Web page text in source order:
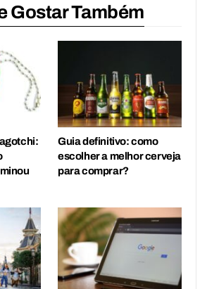
Gostar Também
Guia definitivo: como
escolher a melhor cerveja
para comprar?